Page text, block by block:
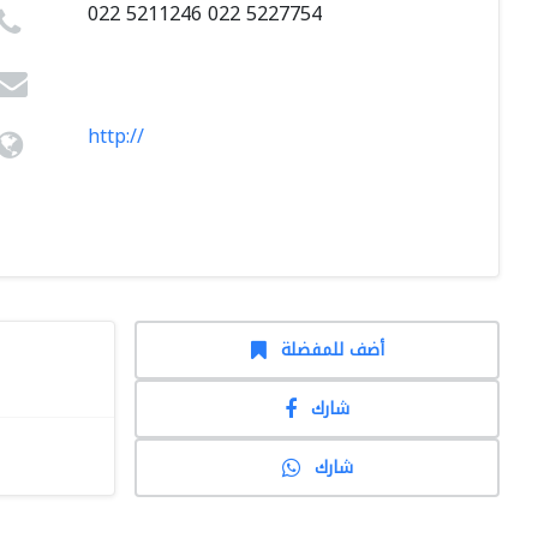
022 5211246 022 5227754
http://
أضف للمفضلة
شارك
شارك